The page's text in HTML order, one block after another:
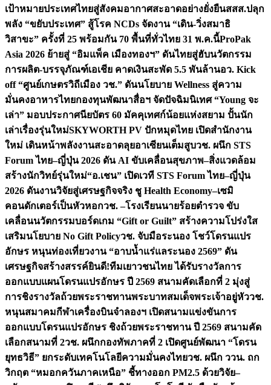
เป้าหมายประเทศไทยสู่สังคมอากาศสะอาดอย่างยั่งยืนสสส.ปลุก
พลัง “ขยับประเทศ” สู้โรค NCDs จัดงาน “เดิน-วิ่งสมาธิ
วิสาขะ” ครั้งที่ 25 พร้อมกัน 70 พื้นที่ทั่วไทย 31 พ.ค.นี้ProPak
Asia 2026 ย้ายสู่ “อิมแพ็ค เมืองทองฯ” ดันไทยสู่ฮับนวัตกรรม
การผลิต-บรรจุภัณฑ์เอเชีย คาดเงินสะพัด 5.5 พันล้านอว. Kick
off “ศูนย์เกษตรวิถีเมือง วช.” ดันนโยบาย Wellness สู่ความ
มั่นคงอาหารไทยกองทุนพัฒนาสื่อฯ จัดปัจฉิมนิเทศ “Young จะ
เล่า” มอบประกาศนียบัตร 60 มัคคุเทศก์น้อยแห่งสยาม ปั้นนัก
เล่าเรื่องรุ่นใหม่SKYWORTH PV ปักหมุดไทย เปิดสำนักงาน
ใหม่ เดินหน้าพลังงานสะอาดลุยอาเซียนเต็มสูบวช. ผนึก STS
Forum ไทย–ญี่ปุ่น 2026 ดัน AI ขับเคลื่อนสุขภาพ–สิ่งแวดล้อม
สร้างนักวิทย์รุ่นใหม่“อ.เชน” เปิดเวที STS Forum ไทย–ญี่ปุ่น
2026 ดันงานวิจัยสู่เศรษฐกิจจริง ชู Health Economy–เซมิ
คอนดักเตอร์เป็นหัวหอกวช. –โรงเรียนนายร้อยตำรวจ ขับ
เคลื่อนนวัตกรรมบอร์ดเกม “Gift or Guilt” สร้างความโปร่งใส
เสริมนโยบาย No Gift Policyวช. จับมือระนอง โชว์โดรนแปร
อักษร หนุนท่องเที่ยวงาน “อาบน้ำแร่แลระนอง 2569” ดัน
เศรษฐกิจสร้างสรรค์ยินดี!ทีมเยาวชนไทย ได้รับรางวัลการ
ออกแบบแผนโดรนแปรอักษร ปี 2569 สนามคัดเลือกที่ 2 มุ่งสู่
การชิงรางวัลถ้วยพระราชทานพระบาทสมเด็จพระเจ้าอยู่หัววช.
หนุนสมาคมกีฬาเครื่องบินจำลองฯ เปิดสนามแข่งขันการ
ออกแบบโดรนแปรอักษร ชิงถ้วยพระราชทาน ปี 2569 สนามคัด
เลือกสนามที่ 2วช. ผนึกกองทัพภาคที่ 2 เปิดศูนย์พัฒนา “โดรน
ยุทธวิธี” ยกระดับเทคโนโลยีความมั่นคงไทยวช. ผนึก ววน. ถก
วิกฤต “หมอกควันภาคเหนือ” ชี้ทางออก PM2.5 ด้วยวิจัย–